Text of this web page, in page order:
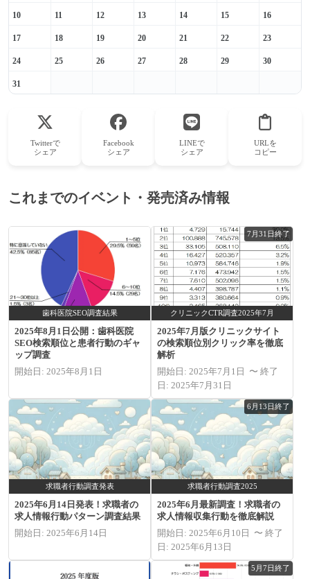
10 11 12 13 14 15 16
17 18 19 20 21 22 23
24 25 26 27 28 29 30
31
Twitterで
シェア
Facebook
シェア
LINEで
シェア
URLを
コピー
これまでのイベント・発売済み情報
歯科医院SEO調査結果
2025年8月1日公開：歯科医院
SEO検索順位と患者行動のギャ
ップ調査
開始日: 2025年8月1日
7月31日終了
クリニックCTR調査2025年7月
2025年7月版クリニックサイト
の検索順位別クリック率を徹底
解析
開始日: 2025年7月1日 〜 終了
日: 2025年7月31日
求職者行動調査発表
2025年6月14日発表！求職者の
求人情報行動パターン調査結果
開始日: 2025年6月14日
6月13日終了
求職者行動調査2025
2025年6月最新調査！求職者の
求人情報収集行動を徹底解説
開始日: 2025年6月10日 〜 終了
日: 2025年6月13日
5月7日終了